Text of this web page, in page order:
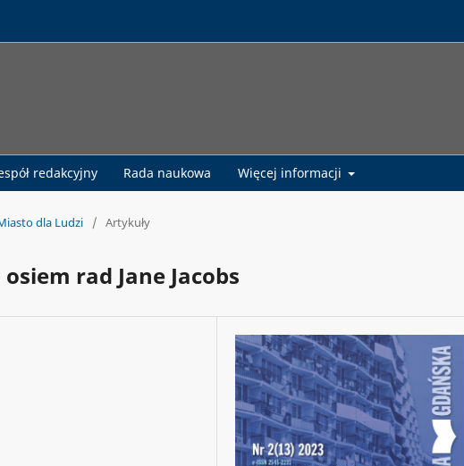
redakcyjny Rada naukowa Więcej informacji
dla Ludzi / Artykuły
rad Jane Jacobs